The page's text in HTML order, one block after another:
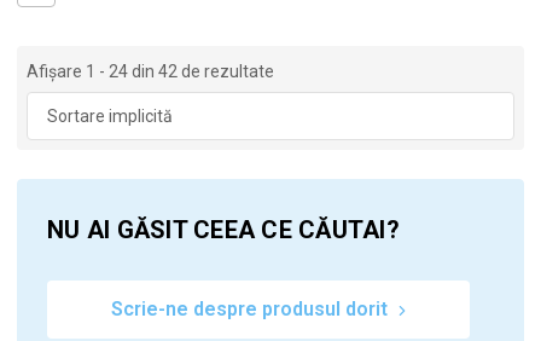
Afișare 1 - 24 din 42 de rezultate
NU AI GĂSIT CEEA CE CĂUTAI?
Scrie-ne despre produsul dorit